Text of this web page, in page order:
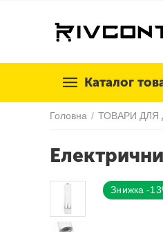
Каталог
Головна / ТОВАРИ ДЛЯ
Знижка -13%